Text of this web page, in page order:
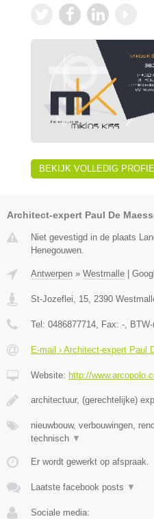
BEKIJK VOLLEDIG
Architect-expert Paul De
Niet gevestigd in de plaats
Henegouwen.
Antwerpen » Westmalle
St-Jozeflei, 15, 2390
Tel: 0486877714, Fax: -, BTW-
E-mail › Architect-expert Paul
Website: http://
architectuur, (gerechtelijke)
nieuwbouw, verbouwingen,
technisch ▼
Er wordt gewerkt op afspraak.
Laatste facebook posts ▼
Sociale media: